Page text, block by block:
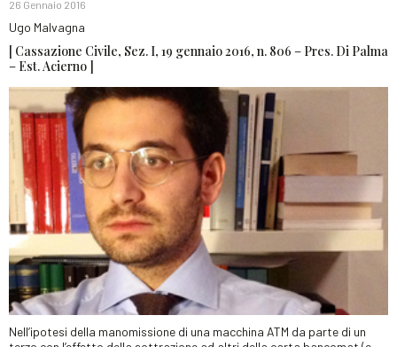
26 Gennaio 2016
Ugo Malvagna
[ Cassazione Civile, Sez. I, 19 gennaio 2016, n. 806 – Pres. Di Palma
– Est. Acierno ]
Nell’ipotesi della manomissione di una macchina ATM da parte di un